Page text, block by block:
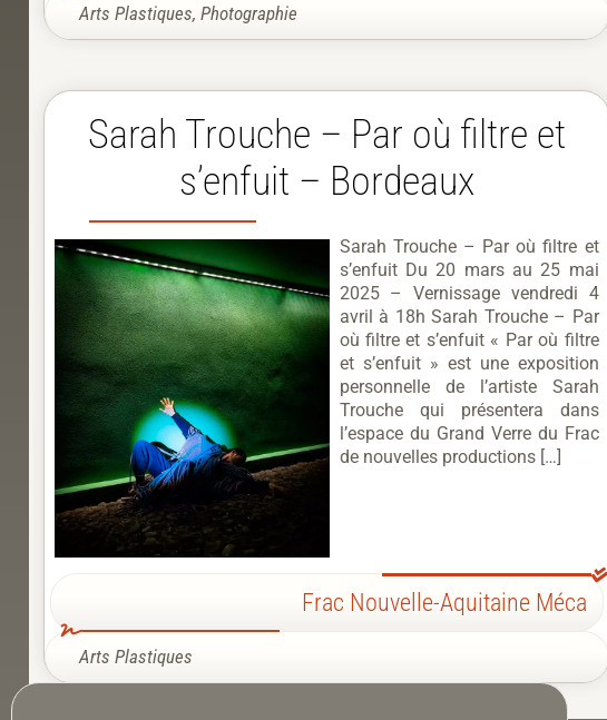
Arts Plastiques, Photographie
Sarah Trouche – Par où filtre et
s’enfuit – Bordeaux
Sarah Trouche – Par où filtre et
s’enfuit Du 20 mars au 25 mai
2025 – Vernissage vendredi 4
avril à 18h Sarah Trouche – Par
où filtre et s’enfuit « Par où filtre
et s’enfuit » est une exposition
personnelle de l’artiste Sarah
Trouche qui présentera dans
l’espace du Grand Verre du Frac
de nouvelles productions […]
Frac Nouvelle-Aquitaine Méca
Arts Plastiques